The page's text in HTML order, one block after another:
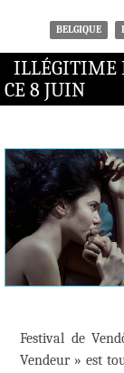
BELGIQUE
ILLÉGITIME
CE 8 JUIN
Festival de
Vendeur » est